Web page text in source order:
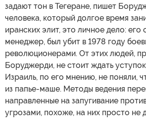
задают тон в Тегеране, пишет
человека, который долгое время
иранских элит, это личное дело: его
менеджер, был убит в 1978 году
революционерами. От этих людей,
Боруджерди, не стоит ждать
Израиль, по его мнению, не поняли,
из папье-маше. Методы ведения
направленные на запугивание
угрозами, похоже, на них просто не